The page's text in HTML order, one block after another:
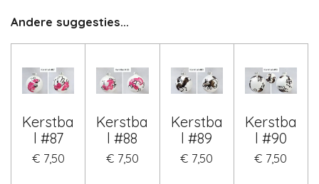
Andere suggesties...
Kerstba
l #87
€ 7,50
Kerstba
l #88
€ 7,50
Kerstba
l #89
€ 7,50
Kerstba
l #90
€ 7,50